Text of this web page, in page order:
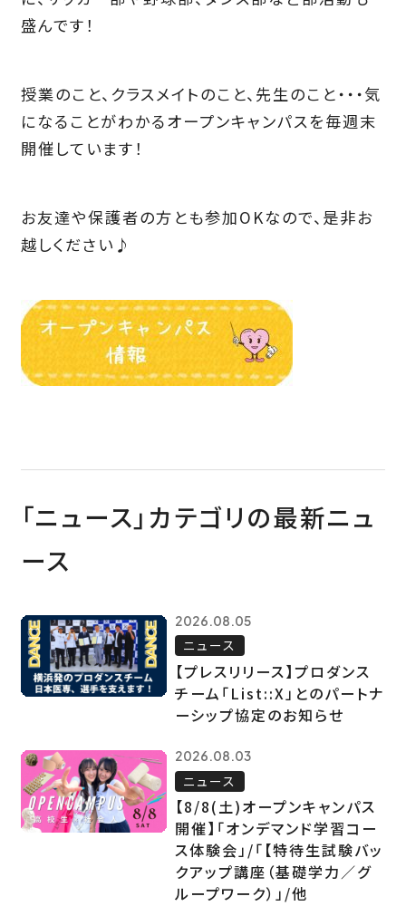
盛んです！
授業のこと、クラスメイトのこと、先生のこと・・・気
になることがわかるオープンキャンパスを毎週末
開催しています！
お友達や保護者の方とも参加OKなので、是非お
越しください♪
「ニュース」カテゴリの最新ニュ
ース
2026.08.05
ニュース
【プレスリリース】プロダンス
チーム「List::X」とのパートナ
ーシップ協定のお知らせ
2026.08.03
ニュース
【8/8(土)オープンキャンパス
開催】「オンデマンド学習コー
ス体験会」/「【特待生試験バッ
クアップ講座（基礎学力／グ
ループワーク）」/他